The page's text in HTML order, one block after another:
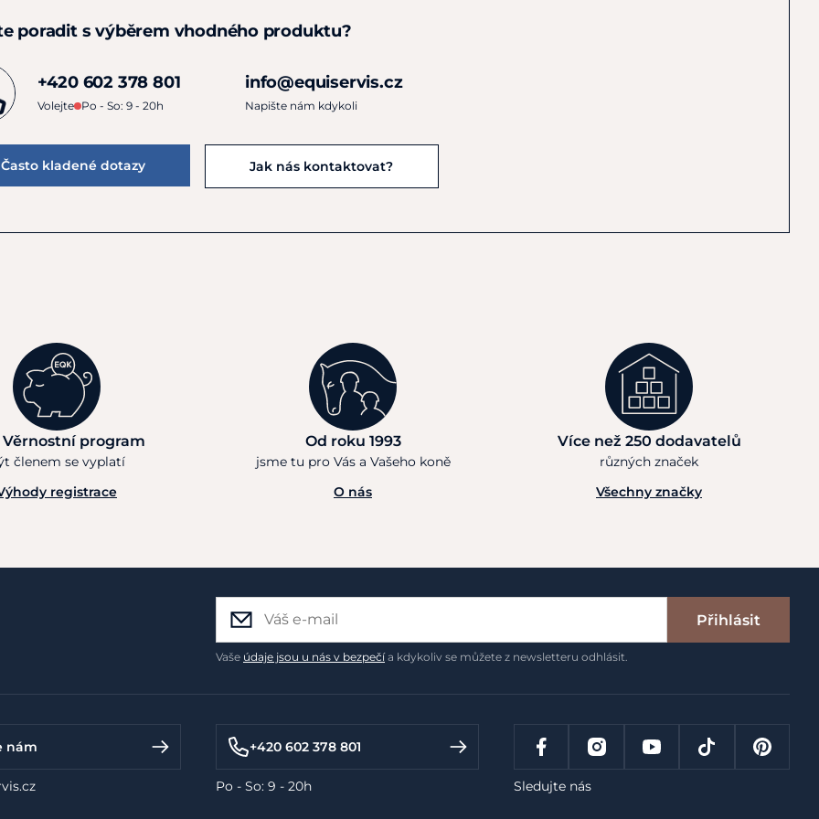
poradit s výběrem vhodného produktu?
+420 602 378 801
Volejte Po - So: 9 - 20h
info@equiservis.cz
Napište nám kdykoli
Často kladené dotazy Jak nás kontaktovat?
Věrnostní program
členem se vyplatí
registrace
Od roku 1993
jsme tu pro Vás a Vašeho koně
O nás
Více než 250 dodavatelů
různých značek
Všechny značky
Přihlásit
Vaše údaje jsou u nás v bezpečía kdykoliv se můžete z newsletteru odhlásit.
nám +420 602 378 801
Po - So: 9 - 20h Sledujte nás